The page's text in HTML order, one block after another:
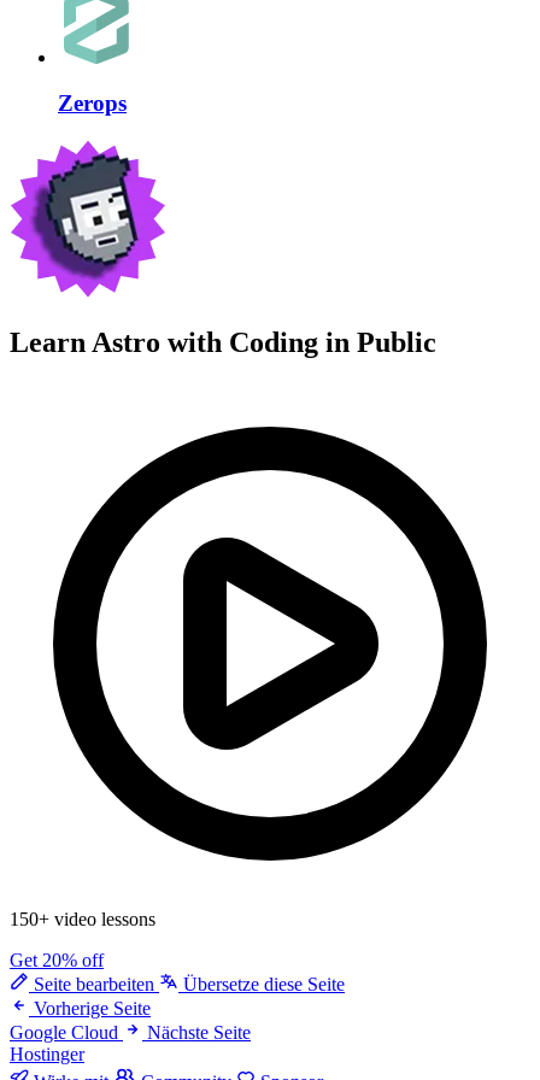
Zerops
Learn Astro with Coding in Public
150+ video lessons
Get 20% off
Seite bearbeiten
Übersetze diese Seite
Vorherige Seite
Google Cloud
Nächste Seite
Hostinger